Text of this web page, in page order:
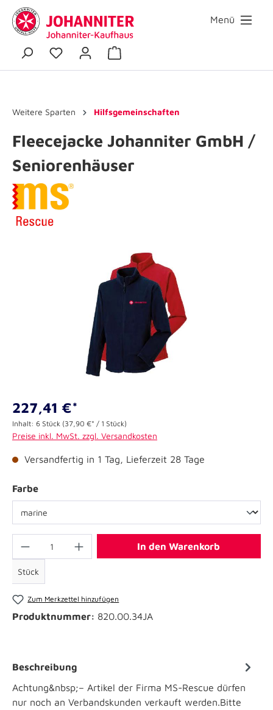
Menü
Weitere Sparten Hilfsgemeinschaften
Fleecejacke Johanniter GmbH /
Seniorenhäuser
227,41 €*
Inhalt: 6 Stück (37,90 €* / 1 Stück)
Preise inkl. MwSt. zzgl. Versandkosten
Versandfertig in 1 Tag, Lieferzeit 28 Tage
Farbe
Stück
In den Warenkorb
Zum Merkzettel hinzufügen
Produktnummer: 820.00.34JA
Beschreibung
Achtung&nbsp;– Artikel der Firma MS-Rescue dürfen
nur noch an Verbandskunden verkauft werden.Bitte